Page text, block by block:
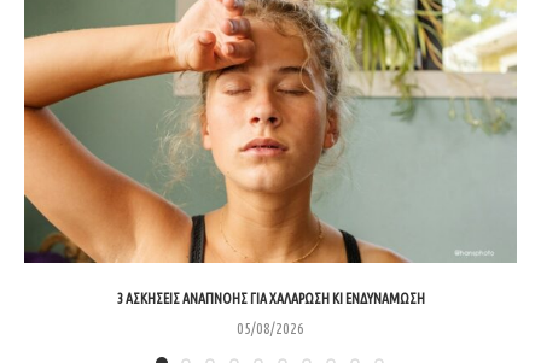
3 ΑΣΚΉΣΕΙΣ ΑΝΑΠΝΟΉΣ ΓΙΑ ΧΑΛΆΡΩΣΗ ΚΙ ΕΝΔΥΝΆΜΩΣΗ
05/08/2026